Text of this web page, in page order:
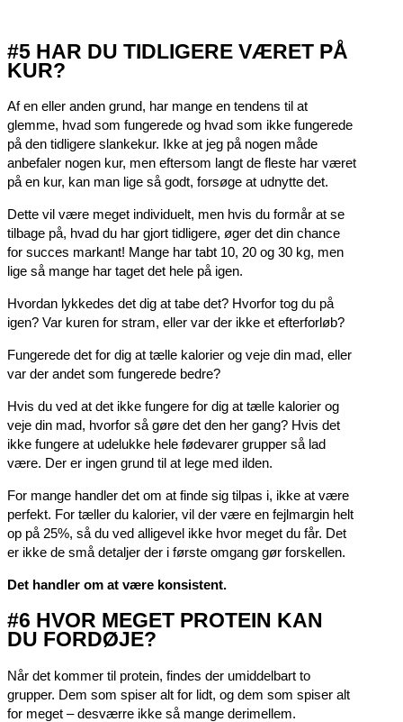
#5 HAR DU TIDLIGERE VÆRET PÅ
KUR?
Af en eller anden grund, har mange en tendens til at
glemme, hvad som fungerede og hvad som ikke fungerede
på den tidligere slankekur. Ikke at jeg på nogen måde
anbefaler nogen kur, men eftersom langt de fleste har været
på en kur, kan man lige så godt, forsøge at udnytte det.
Dette vil være meget individuelt, men hvis du formår at se
tilbage på, hvad du har gjort tidligere, øger det din chance
for succes markant! Mange har tabt 10, 20 og 30 kg, men
lige så mange har taget det hele på igen.
Hvordan lykkedes det dig at tabe det? Hvorfor tog du på
igen? Var kuren for stram, eller var der ikke et efterforløb?
Fungerede det for dig at tælle kalorier og veje din mad, eller
var der andet som fungerede bedre?
Hvis du ved at det ikke fungere for dig at tælle kalorier og
veje din mad, hvorfor så gøre det den her gang? Hvis det
ikke fungere at udelukke hele fødevarer grupper så lad
være. Der er ingen grund til at lege med ilden.
For mange handler det om at finde sig tilpas i, ikke at være
perfekt. For tæller du kalorier, vil der være en fejlmargin helt
op på 25%, så du ved alligevel ikke hvor meget du får. Det
er ikke de små detaljer der i første omgang gør forskellen.
Det handler om at være konsistent.
#6 HVOR MEGET PROTEIN KAN
DU FORDØJE?
Når det kommer til protein, findes der umiddelbart to
grupper. Dem som spiser alt for lidt, og dem som spiser alt
for meget – desværre ikke så mange derimellem.